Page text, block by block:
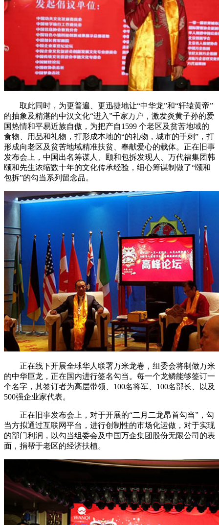
取此同时，为更普遍、更迅捷地让“中华龙”和“轩辕黄帝”
的抽象及精湛的中汉文化“进入”千家万户，激发炎黄子孙的爱
国热情和平易近族自傲，为把产自1599 个老区及贫苦地域的
食物、用品和礼物，打形成本地的“的礼物，城市的手刺”，打
形成向老区及贫苦地域精准扶贫、奉献爱心的载体。正在旧事
发布会上，中国出名筹谋人、颐和包拆发现人、万代福集团韩
颐和先生浓缩数十年的文化传承经验，细心筹谋制做了“颐和
包拆”的勾当系列留念品。
正在线下开展全球华人联署万米龙卷，组委会将制做万米
的中华巨龙，正在国内进行签名勾当。每一个龙鳞能够签订一
个名字，其签订者为高层带领、100名将军、100名部长、以及
500强企业家代表。
正在旧事发布会上，对于开展的“二月二龙昂首勾当”，勾
当方拟通过互联网平台，进行创制性的市场化运做，对于实现
的部门利润，以勾当组委会及中国万企集团股份无限公司的表
面，捐帮于老区的经济扶植。